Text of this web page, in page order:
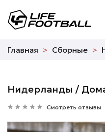
Главная Сборные
Нидерланды /
Смотреть отзывы